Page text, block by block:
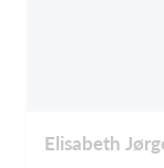
Elisabeth